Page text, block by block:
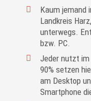
Kaum jemand
Landkreis
unterwegs.
bzw. PC.
Jeder nutzt im
90% setzen
am Desktop
Smartphone